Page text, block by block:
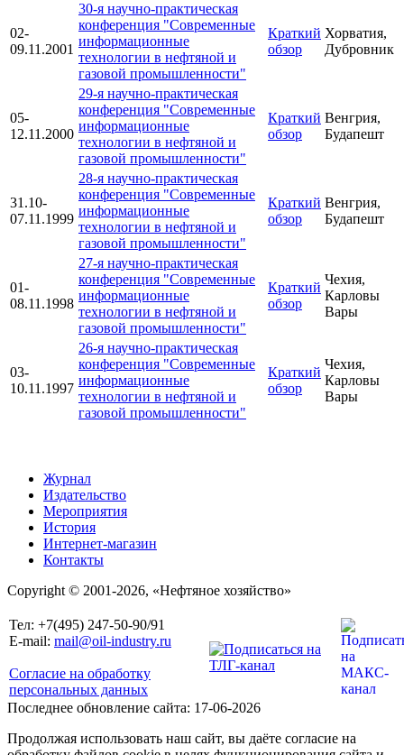
02-
09.11.2001
30-я научно-практическая
конференция "Современные
информационные
технологии в нефтяной и
газовой промышленности"
Краткий
обзор
Хорватия,
Дубровник
05-
12.11.2000
29-я научно-практическая
конференция "Современные
информационные
технологии в нефтяной и
газовой промышленности"
Краткий
обзор
Венгрия,
Будапешт
31.10-
07.11.1999
28-я научно-практическая
конференция "Современные
информационные
технологии в нефтяной и
газовой промышленности"
Краткий
обзор
Венгрия,
Будапешт
01-
08.11.1998
27-я научно-практическая
конференция "Современные
информационные
технологии в нефтяной и
газовой промышленности"
Краткий
обзор
Чехия,
Карловы
Вары
03-
10.11.1997
26-я научно-практическая
конференция "Современные
информационные
технологии в нефтяной и
газовой промышленности"
Краткий
обзор
Чехия,
Карловы
Вары
Журнал
Издательство
Мероприятия
История
Интернет-магазин
Контакты
Copyright © 2001-2026, «Нефтяное хозяйство»
Тел: +7(495) 247-50-90/91
E-mail: mail@oil-industry.ru
Согласие на обработку
персональных данных
Последнее обновление сайта: 17-06-2026
Продолжая использовать наш сайт, вы даёте согласие на